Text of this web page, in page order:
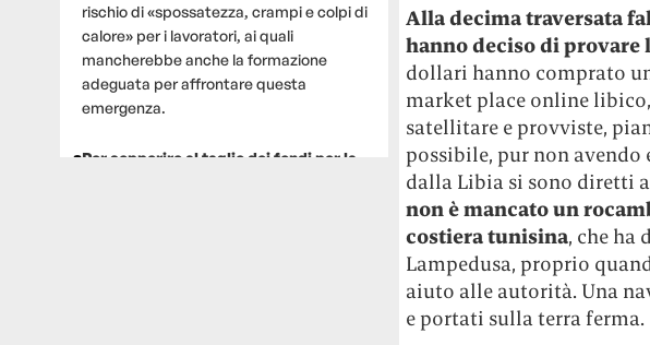
rischio di «spossatezza, crampi e colpi di
calore» per i lavoratori, ai quali
mancherebbe anche la formazione
adeguata per affrontare questa
emergenza.
Per sopperire al taglio dei fondi per la
Alla decima traversata
hanno deciso di provare
dollari hanno comprato
market place online
satellitare e provviste,
possibile, pur non avendo
dalla Libia si sono diretti
non è mancato un
costiera tunisina, che ha
Lampedusa, proprio
aiuto alle autorità. Una
e portati sulla terra ferma.